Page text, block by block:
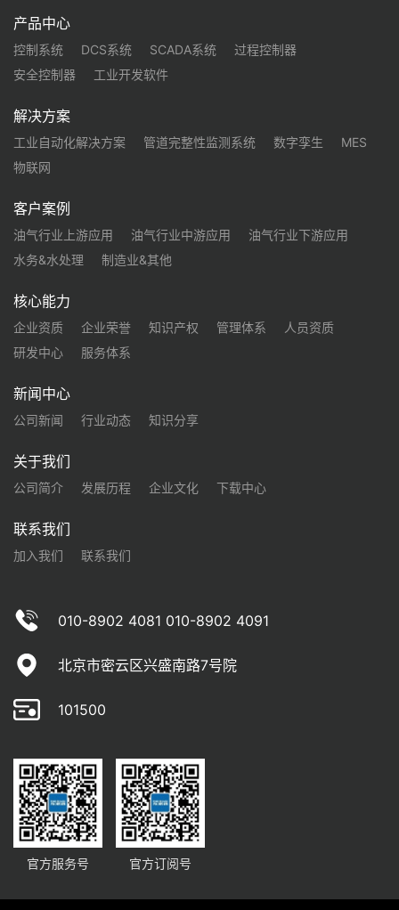
产品中心
控制系统 DCS系统 SCADA系统
过程控制器
安全控制器
工业开发软件
解决方案
工业自动化解决方案 管道完整性监测系统 数字孪生
MES
物联网
客户案例
油气行业上游应用 油气行业中游应用
油气行业下游应用
水务&水处理
制造业&其他
核心能力
企业资质 企业荣誉 知识产权 管理体系
人员资质
研发中心
服务体系
新闻中心
公司新闻 行业动态 知识分享
关于我们
公司简介 发展历程 企业文化 下载中心
联系我们
加入我们 联系我们
010-8902 4081 010-8902 4091
北京市密云区兴盛南路7号院
101500
官方服务号 官方订阅号